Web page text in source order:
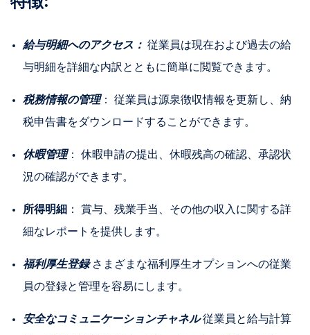
給与明細へのアクセス： 従業員は現在および過去の給
与明細を詳細な内訳とともに簡単に閲覧できます。
税務情報の管理： 従業員は源泉徴収情報を更新し、納
税申告書をダウンロードすることができます。
休暇管理： 休暇申請の提出、休暇残高の確認、承認状
況の確認ができます。
所得明細 ： 賞与、残業手当、その他の収入に関する詳
細なレポートを提供します。
福利厚生登録 さまざまな福利厚生オプションへの従業
員の登録と管理を容易にします。
安全なコミュニケーションチャネル従業員と給与計算